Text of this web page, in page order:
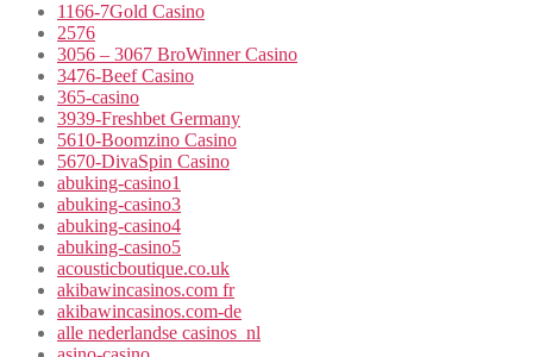
1166-7Gold Casino
2576
3056 – 3067 BroWinner Casino
3476-Beef Casino
365-casino
3939-Freshbet Germany
5610-Boomzino Casino
5670-DivaSpin Casino
abuking-casino1
abuking-casino3
abuking-casino4
abuking-casino5
acousticboutique.co.uk
akibawincasinos.com fr
akibawincasinos.com-de
alle nederlandse casinos_nl